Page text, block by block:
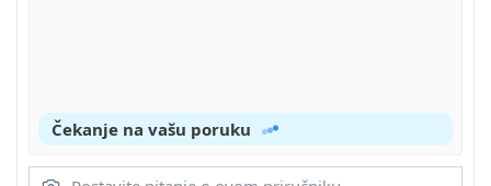
Čekanje na vašu poruku